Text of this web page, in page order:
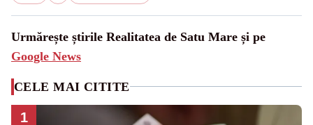
Urmărește știrile Realitatea de Satu Mare și pe
Google News
CELE MAI CITITE
1